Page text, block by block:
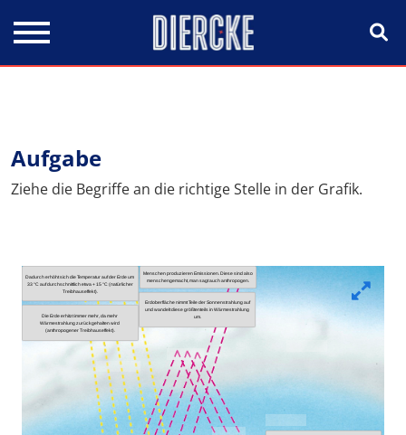
Aufgabe
Ziehe die Begriffe an die richtige Stelle in der Grafik.